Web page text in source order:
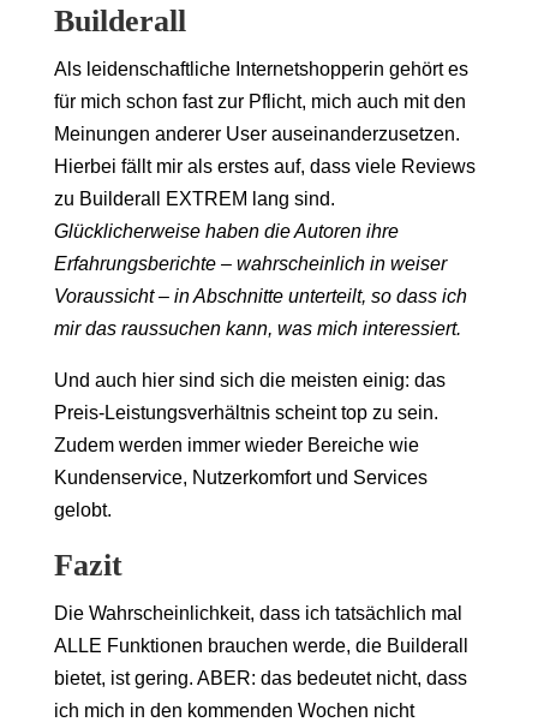
Builderall
Als leidenschaftliche Internetshopperin gehört es
für mich schon fast zur Pflicht, mich auch mit den
Meinungen anderer User auseinanderzusetzen.
Hierbei fällt mir als erstes auf, dass viele Reviews
zu Builderall EXTREM lang sind.
Glücklicherweise haben die Autoren ihre
Erfahrungsberichte – wahrscheinlich in weiser
Voraussicht – in Abschnitte unterteilt, so dass ich
mir das raussuchen kann, was mich interessiert.
Und auch hier sind sich die meisten einig: das
Preis-Leistungsverhältnis scheint top zu sein.
Zudem werden immer wieder Bereiche wie
Kundenservice, Nutzerkomfort und Services
gelobt.
Fazit
Die Wahrscheinlichkeit, dass ich tatsächlich mal
ALLE Funktionen brauchen werde, die Builderall
bietet, ist gering. ABER: das bedeutet nicht, dass
ich mich in den kommenden Wochen nicht